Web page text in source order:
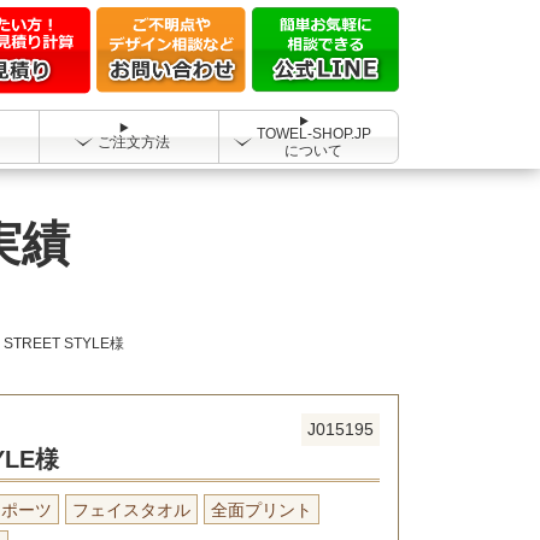
ご注文方法
TOWEL-SHOP.JP
について
績
STREET STYLE様
J015195
様
ーツ フェイスタオル
全面プリント